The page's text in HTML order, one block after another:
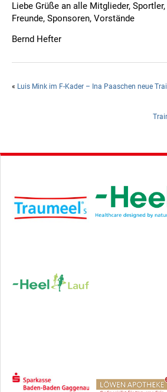
Liebe Grüße an alle Mitglieder, Sportler,
Freunde, Sponsoren, Vorstände
Bernd Hefter
« Luis Mink im F-Kader – Ina Paaschen neue